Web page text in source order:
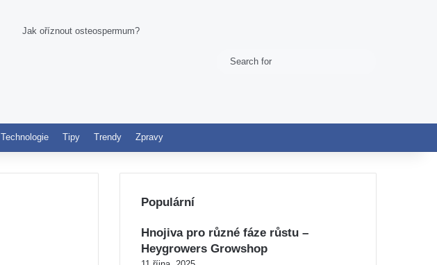
Jak oříznout osteospermum?
Switch skin
Technologie Tipy Trendy Zpravy
Populární
Hnojiva pro různé fáze růstu –
Heygrowers Growshop